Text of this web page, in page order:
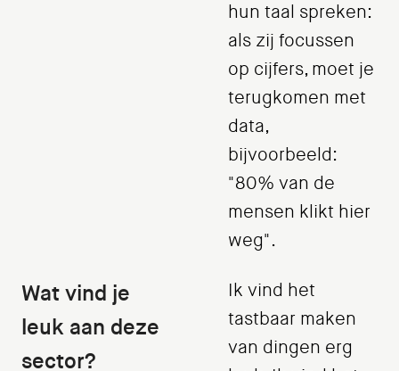
hun taal spreken:
als zij focussen
op cijfers, moet je
terugkomen met
data,
bijvoorbeeld:
"80% van de
mensen klikt hier
weg".
Wat vind je
leuk aan deze
sector?
Ik vind het
tastbaar maken
van dingen erg